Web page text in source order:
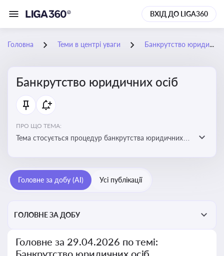
ВХІД ДО LIGA360
Головна Теми в центрі уваги Банкрутство юридичних осіб
Банкрутство юридичних осіб
ПРО ЩО ТЕМА:
Тема стосується процедур банкрутства юридичних
Головне за добу (AI) Усі публікації
ГОЛОВНЕ ЗА ДОБУ
Головне за 29.04.2026 по темі:
Банкрутство юридичних осіб